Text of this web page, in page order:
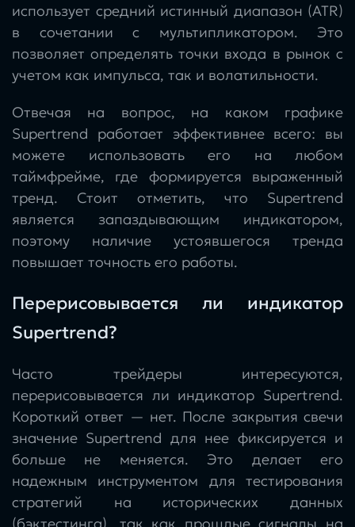
использует средний истинный диапазон (ATR)
в сочетании с мультипликатором. Это
позволяет определять точки входа в рынок с
учетом как импульса, так и волатильности.
Отвечая на вопрос, на каком графике
Supertrend работает эффективнее всего: вы
можете использовать его на любом
таймфрейме, где формируется выраженный
тренд. Стоит отметить, что Supertrend
является запаздывающим индикатором,
поэтому наличие устоявшегося тренда
повышает точность его работы.
Перерисовывается ли индикатор
Supertrend?
Часто трейдеры интересуются,
перерисовывается ли индикатор Supertrend.
Короткий ответ — нет. После закрытия свечи
значение Supertrend для нее фиксируется и
больше не меняется. Это делает его
надежным инструментом для тестирования
стратегий на исторических данных